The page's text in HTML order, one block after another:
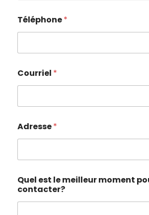
Téléphone*
Courriel *
Adresse*
Quel est le meilleur moment
contacter?